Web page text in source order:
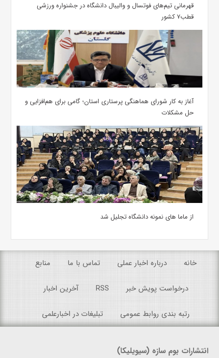
قهرمانی تیم‌های فوتسال و والیبال دانشگاه در جشنواره ورزشی
قطب۷ کشور
آغاز به کار شورای هماهنگی پرستاری استان؛ گامی برای هم‌افزایی و
حل مشکلات
از ماما های نمونه دانشگاه تجلیل شد
خانه درباره اخبار عملی تماس با ما منابع
درخواست پویش خبر RSS آخرین اخبار
رتبه بندی روابط عمومی تبلیغات در اخبارعلمی
انتشارات بوم سازه (سیویلیکا)